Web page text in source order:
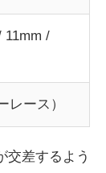
11mm /
レース）
交差するよう